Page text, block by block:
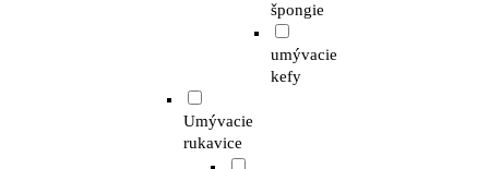
špongie
umývacie
kefy
Umývacie
rukavice